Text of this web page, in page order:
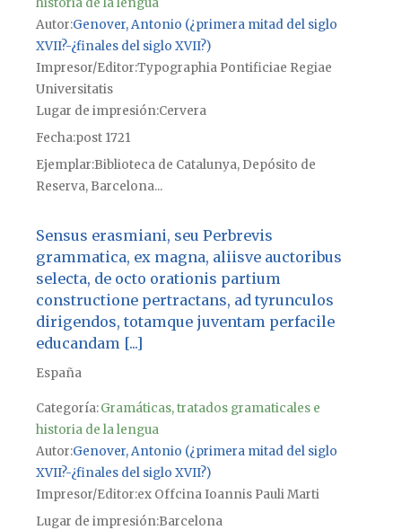
Autor Genover, Antonio (¿primera mitad del siglo
XVII?-¿finales del siglo XVII?)
Impresor/Editor Typographia Pontificiae Regiae
Universitatis
Lugar de impresiónCervera
Fechapost 1721
Ejemplar Biblioteca de Catalunya, Depósito de
Reserva, Barcelona...
Sensus erasmiani, seu Perbrevis
grammatica, ex magna, aliisve auctoribus
selecta, de octo orationis partium
constructione pertractans, ad tyrunculos
dirigendos, totamque juventam perfacile
educandam [...]
España
Categoría:Gramáticas, tratados gramaticales e
historia de la lengua
Autor Genover, Antonio (¿primera mitad del siglo
XVII?-¿finales del siglo XVII?)
Impresor/Editor ex Offcina Ioannis Pauli Marti
Lugar de impresiónBarcelona